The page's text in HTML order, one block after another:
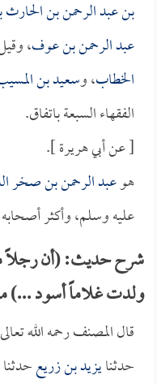
بن عبد الرحمن بن
عبد الرحمن بن عوف،
الخطاب، وسعيد بن
الفقهاء السبعة باتفاق.
[ عن أبي هريرة ].
هوعبد الرحمن بن صخر
عليه وسلم، وأكثر
شرح حديث: (أن رجلاً
ولدت غلاماً أسود ...)
قال المصنف رحمه الله
حدثنايزيد بن زريعحدثنا